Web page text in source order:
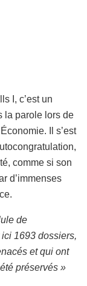
I, c’est un
la parole lors de
Il s’est
comme si son
d’immenses
de
1693 dossiers,
et qui ont
préservés »